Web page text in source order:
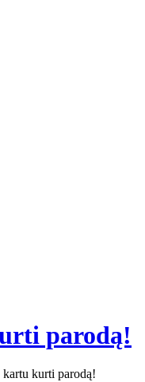
parodą!
kurti parodą!